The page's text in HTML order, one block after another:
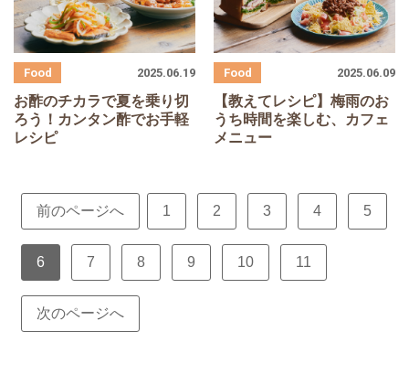
お酢のチカラで夏を乗り切
ろう！カンタン酢でお手軽
レシピ
2025.06.19
【教えてレシピ】梅雨のお
うち時間を楽しむ、カフェ
メニュー
2025.06.09
前のページへ 1 2 3 4 5
6 7 8 9 10 11
次のページへ